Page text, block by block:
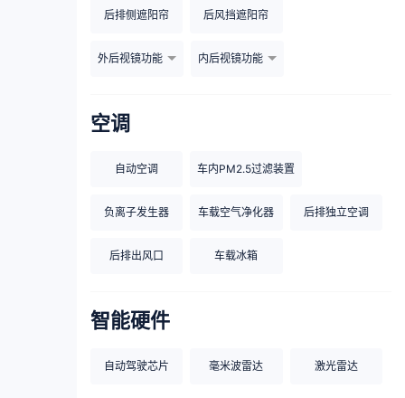
后排侧遮阳帘 后风挡遮阳帘
外后视镜功能 内后视镜功能
空调
自动空调 车内PM2.5过滤装置
负离子发生器 车载空气净化器 后排独立空调
后排出风口 车载冰箱
智能硬件
自动驾驶芯片 毫米波雷达 激光雷达